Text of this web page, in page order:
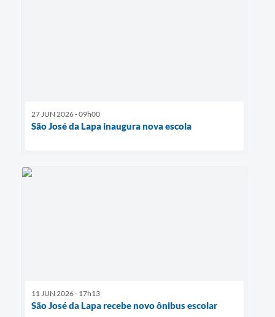
27 JUN 2026 - 09h00
São José da Lapa inaugura nova escola
11 JUN 2026 - 17h13
São José da Lapa recebe novo ônibus escolar